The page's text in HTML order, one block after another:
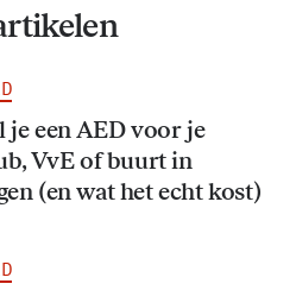
je een AED voor je
VvE of buurt in
(en wat het echt kost)